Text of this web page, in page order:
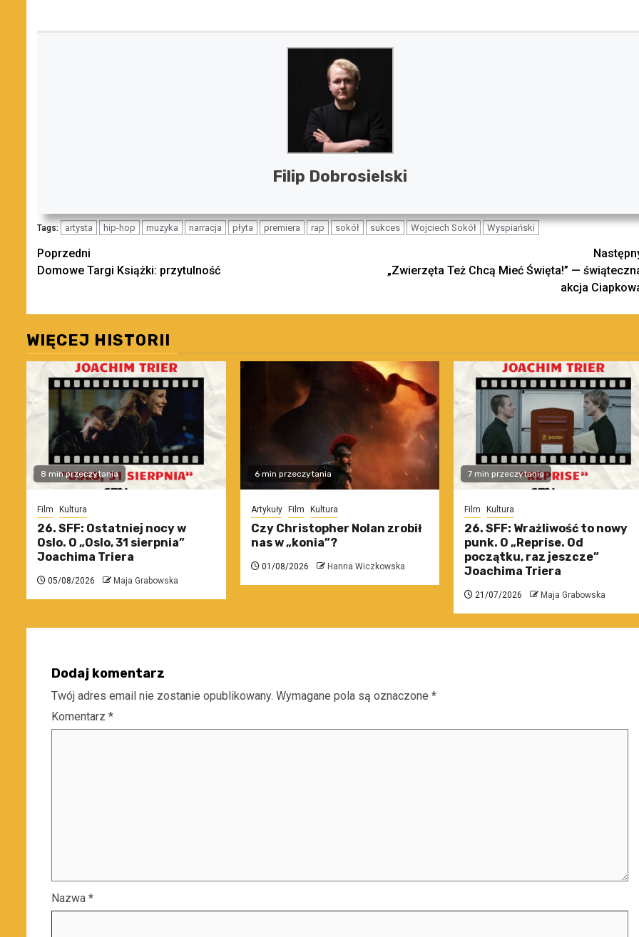
Filip Dobrosielski
Tags: artysta hip-hop muzyka narracja płyta premiera rap sokół sukces Wojciech Sokół Wyspiański
Zobacz
wpisy
Poprzedni
Domowe Targi Książki: przytulność
„Zwierzęta Też Chcą Mieć Święta!” —
akcja
WIĘCEJ HISTORII
8 min przeczytania
Film Kultura
26. SFF: Ostatniej nocy w
Oslo. O „Oslo, 31 sierpnia”
Joachima Triera
05/08/2026 Maja Grabowska
6 min przeczytania
Artykuły Film Kultura
Czy Christopher Nolan zrobił
nas w „konia”?
01/08/2026 Hanna Wiczkowska
7 min przeczytania
Film Kultura
26. SFF: Wrażliwość to nowy
punk. O „Reprise. Od
początku, raz jeszcze”
Joachima Triera
21/07/2026 Maja Grabowska
Dodaj komentarz
Twój adres email nie zostanie opublikowany. Wymagane pola są oznaczone *
Komentarz *
Nazwa *